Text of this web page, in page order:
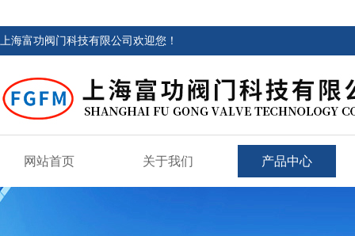
上海富功阀门科技有限公司欢迎您！
网站首页 关于我们 产品中心